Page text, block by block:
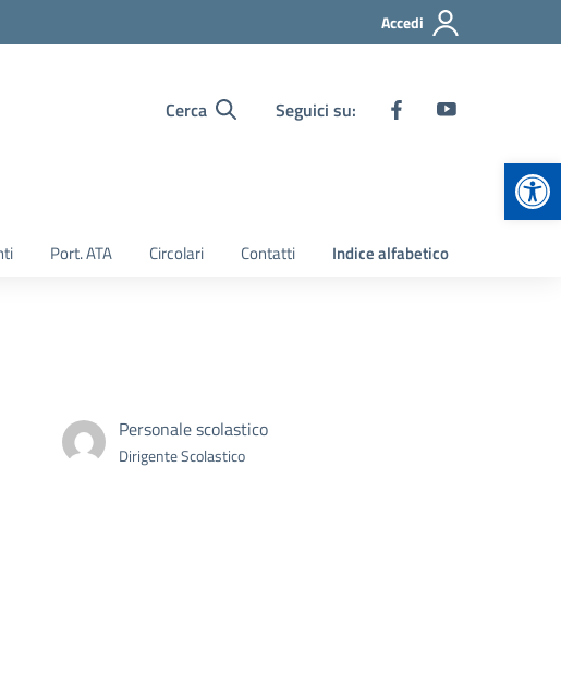
Accedi
Cerca Seguici su:
Port. ATA Circolari Contatti Indice alfabetico
Personale scolastico
Dirigente Scolastico